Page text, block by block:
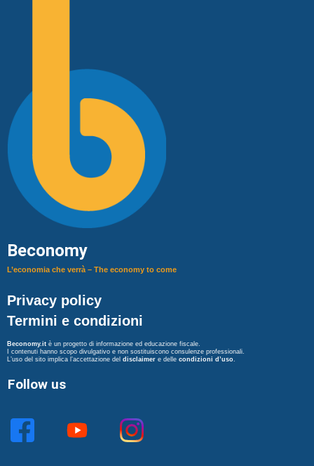
Beconomy
L’economia che verrà – The economy to come
Privacy policy
Termini e condizioni
Beconomy.it è un progetto di informazione ed educazione fiscale.
I contenuti hanno scopo divulgativo e non sostituiscono consulenze professionali.
L’uso del sito implica l’accettazione del disclaimer e delle condizioni d’uso.
Follow us